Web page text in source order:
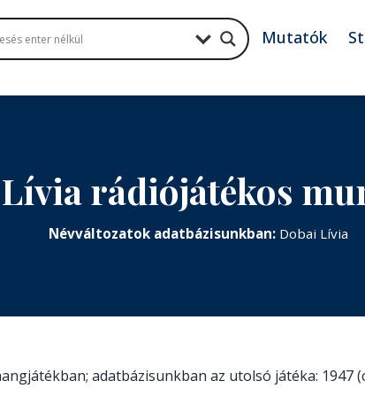
Mutatók
rádiójátékos
Névváltozatok adatbázisunkban: Dobai Lívia
adatbázisunkban az utolsó játéka: 1947